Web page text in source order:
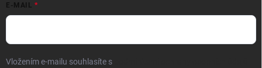
E-MAIL
Vložením e-mailu souhlasíte s